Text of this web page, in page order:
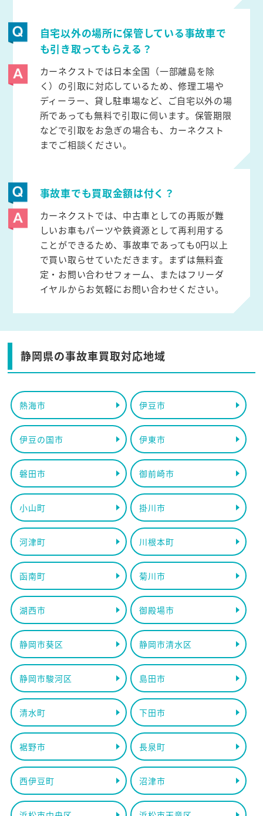
自宅以外の場所に保管している事故車で
も引き取ってもらえる？
カーネクストでは日本全国（一部離島を除
く）の引取に対応しているため、修理工場や
ディーラー、貸し駐車場など、ご自宅以外の場
所であっても無料で引取に伺います。保管期限
などで引取をお急ぎの場合も、カーネクスト
までご相談ください。
事故車でも買取金額は付く？
カーネクストでは、中古車としての再販が難
しいお車もパーツや鉄資源として再利用する
ことができるため、事故車であっても0円以上
で買い取らせていただきます。まずは無料査
定・お問い合わせフォーム、またはフリーダ
イヤルからお気軽にお問い合わせください。
静岡県の事故車買取対応地域
熱海市 伊豆市
伊豆の国市 伊東市
磐田市 御前崎市
小山町 掛川市
河津町 川根本町
函南町 菊川市
湖西市 御殿場市
静岡市葵区 静岡市清水区
静岡市駿河区 島田市
清水町 下田市
裾野市 長泉町
西伊豆町 沼津市